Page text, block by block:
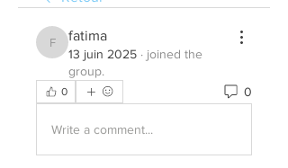
fatima
fatima
13 juin 2025 · joined the
group.
0 0
Write a comment...